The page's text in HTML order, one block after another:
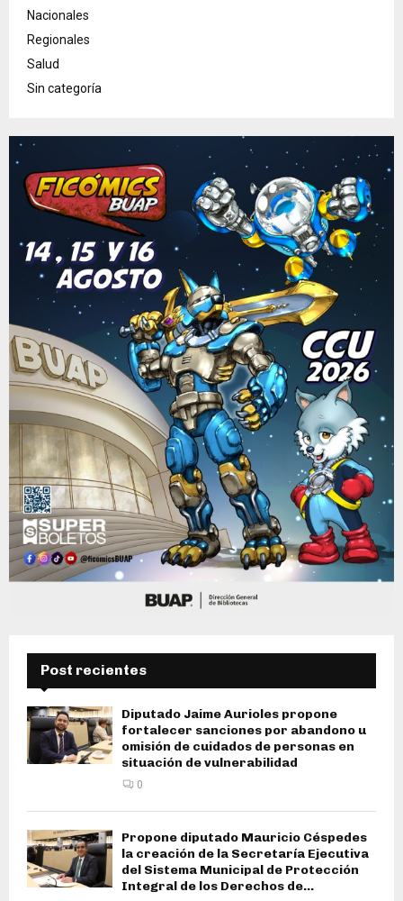
Nacionales
Regionales
Salud
Sin categoría
Post recientes
Diputado Jaime Aurioles propone
fortalecer sanciones por abandono u
omisión de cuidados de personas en
situación de vulnerabilidad
0
Propone diputado Mauricio Céspedes
la creación de la Secretaría Ejecutiva
del Sistema Municipal de Protección
Integral de los Derechos de...